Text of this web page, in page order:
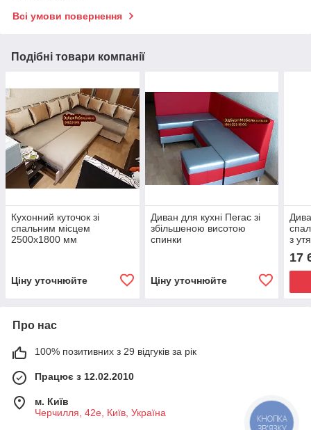
Всі умови повернення
Подібні товари компанії
Кухонний куточок зі
спальним місцем
2500х1800 мм
Ціну уточнюйте
Диван для кухні Пегас зі
збільшеною висотою
спинки
Ціну уточнюйте
з
17
Про нас
100% позитивних з 29 відгуків за рік
Працює з 12.02.2010
м. Київ
Черчилля, 42е, Київ, Україна
КНОПКА
ЗВ'ЯЗКУ